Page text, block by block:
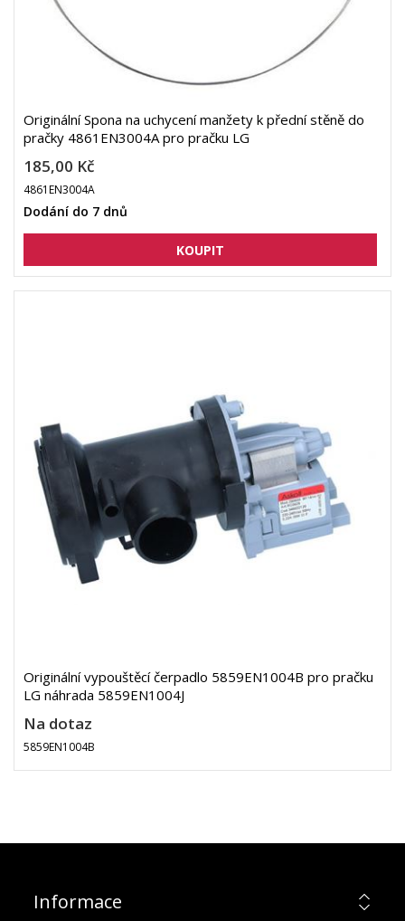
Originální Spona na uchycení manžety k přední stěně do
pračky 4861EN3004A pro pračku LG
185,00 Kč
4861EN3004A
Dodání do 7 dnů
Originální vypouštěcí čerpadlo 5859EN1004B pro pračku
LG náhrada 5859EN1004J
Na dotaz
5859EN1004B
Informace